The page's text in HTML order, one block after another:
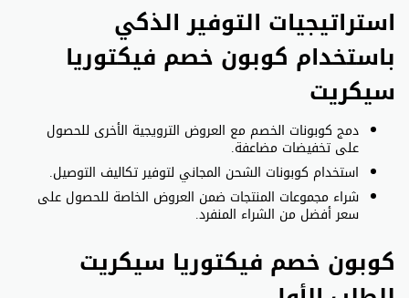
استراتيجيات التوفير الذكي
باستخدام كوبون خصم فيكتوريا
سيكريت
دمج كوبونات الخصم مع العروض الترويجية الأخرى للحصول
على تخفيضات مضاعفة.
استخدام كوبونات الشحن المجاني لتوفير تكاليف التوصيل.
شراء مجموعات المنتجات ضمن العروض الخاصة للحصول على
سعر أفضل من الشراء المنفرد.
كوبون خصم فيكتوريا سيكريت